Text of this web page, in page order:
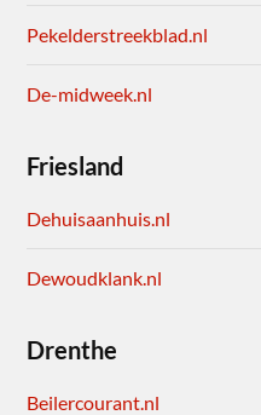
Pekelderstreekblad.nl
De-midweek.nl
Friesland
Dehuisaanhuis.nl
Dewoudklank.nl
Drenthe
Beilercourant.nl